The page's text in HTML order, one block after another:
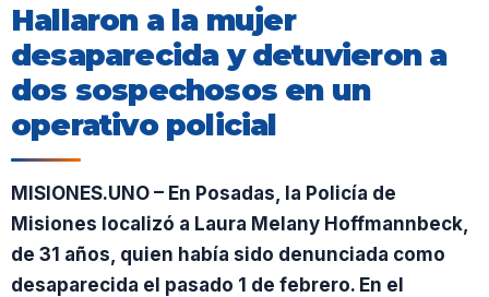
Hallaron a la mujer
desaparecida y detuvieron a
dos sospechosos en un
operativo policial
MISIONES.UNO – En Posadas, la Policía de
Misiones localizó a Laura Melany Hoffmannbeck,
de 31 años, quien había sido denunciada como
desaparecida el pasado 1 de febrero. En el